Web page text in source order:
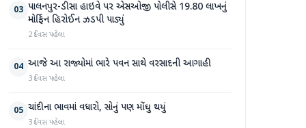
03 પાલનપુર-ડીસા હાઇવે પર એસઓજી પોલીસે 19.80 લાખનું
મોર્ફિન હિરોઈન ઝડપી પાડ્યું
2 દિવસ પહેલા
04 આજે આ રાજ્યોમાં ભારે પવન સાથે વરસાદની આગાહી
3 દિવસ પહેલા
05 ચાંદીના ભાવમાં વધારો, સોનું પણ મોંઘુ થયું
3 દિવસ પહેલા